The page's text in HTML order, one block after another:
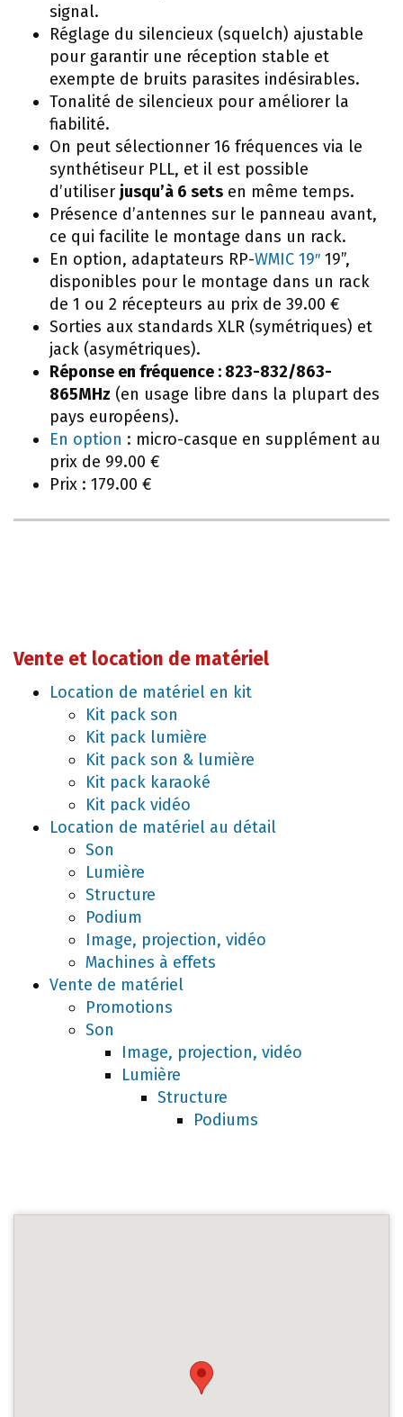
signal.
Réglage du silencieux (squelch) ajustable
pour garantir une réception stable et
exempte de bruits parasites indésirables.
Tonalité de silencieux pour améliorer la
fiabilité.
On peut sélectionner 16 fréquences via le
synthétiseur PLL, et il est possible
d’utiliser jusqu’à 6 sets en même temps.
Présence d’antennes sur le panneau avant,
ce qui facilite le montage dans un rack.
En option, adaptateurs RP-WMIC 19″ 19”,
disponibles pour le montage dans un rack
de 1 ou 2 récepteurs au prix de 39.00 €
Sorties aux standards XLR (symétriques) et
jack (asymétriques).
Réponse en fréquence : 823-832/863-
865MHz (en usage libre dans la plupart des
pays européens).
En option : micro-casque en supplément au
prix de 99.00 €
Prix : 179.00 €
Vente et location de matériel
Location de matériel en kit
Kit pack son
Kit pack lumière
Kit pack son & lumière
Kit pack karaoké
Kit pack vidéo
Location de matériel au détail
Son
Lumière
Structure
Podium
Image, projection, vidéo
Machines à effets
Vente de matériel
Promotions
Son
Image, projection, vidéo
Lumière
Structure
Podiums